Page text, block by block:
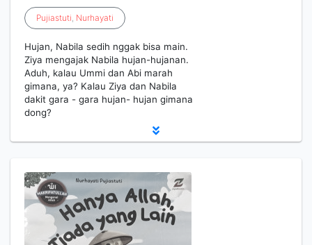
Pujiastuti, Nurhayati
Hujan, Nabila sedih nggak bisa main.
Ziya mengajak Nabila hujan-hujanan.
Aduh, kalau Ummi dan Abi marah
gimana, ya? Kalau Ziya dan Nabila
dakit gara - gara hujan- hujan gimana
dong?